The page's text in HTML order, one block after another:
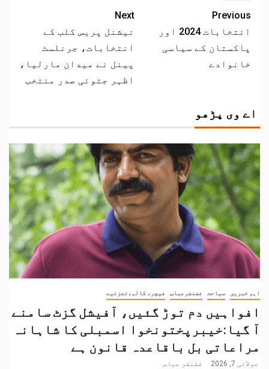
Previous
انتخابات 2024 اور
پاکستان کے سیاسی
خانوادے
Next
نیشنل پریس کلب کے
انتخابات، جرنلسٹ
پینل نے میدان مارلیا،
اظہر جتوئی صدر منتخب
اے وی پڑھو
اہم خبریں سیاحت غضنفرعباس فیچر، کالم،تجزئیے
افواہیں دم توڑ گئیں، آفیشل گزٹ سامنے
آ گیا:خیبرپختونخوا اسمبلی کا شاہانہ
مراعاتی بل باقاعدہ قانون ہے
جولائی 7, 2026 غضنفر عباس